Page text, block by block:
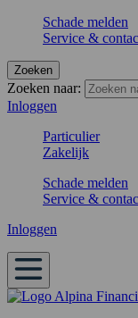
Schade melden
Service &
Zoeken
Zoeken naar:
Inloggen
Particulier
Zakelijk
Schade melden
Service &
Inloggen